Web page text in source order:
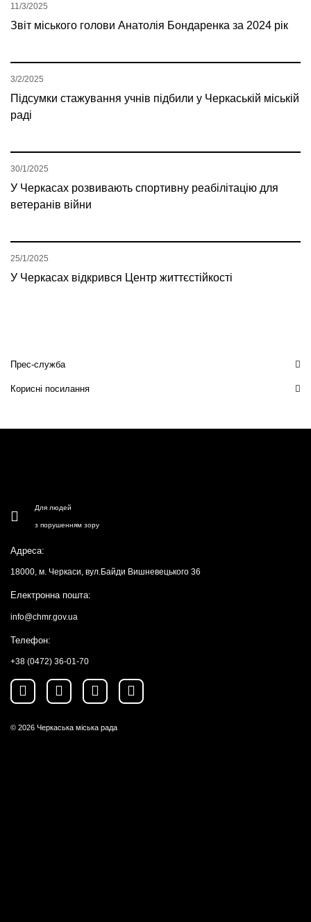
Звіт міського голови Анатолія Бондаренка за 2024 рік
11/3/2025
Підсумки стажування учнів підбили у Черкаській міській
раді
3/2/2025
У Черкасах розвивають спортивну реабілітацію для
ветеранів війни
30/1/2025
У Черкасах відкрився Центр життєстійкості
25/1/2025
Прес-служба
Корисні посилання
Для людей
з порушенням зору
Адреса:
18000, м. Черкаси, вул.Байди Вишневецького 36
Електронна пошта:
info@chmr.gov.ua
Телефон:
+38 (0472) 36-01-70
© 2026 Черкаська міська рада